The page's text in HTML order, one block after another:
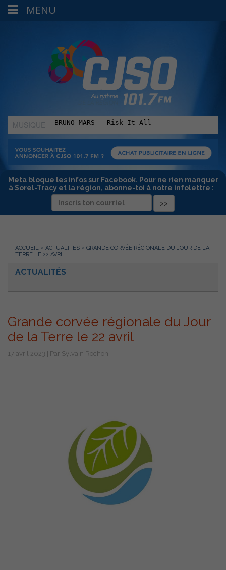
MUSIQUE
:
Meta bloque les infos sur Facebook. Pour ne rien manquer
à Sorel-Tracy et la région, abonne-toi à notre infolettre :
ACCUEIL » ACTUALITÉS » GRANDE CORVÉE RÉGIONALE DU JOUR DE LA
TERRE LE 22 AVRIL
ACTUALITÉS
Grande corvée régionale du Jour
de la Terre le 22 avril
17 avril 2023 | Par Sylvain Rochon
MENU